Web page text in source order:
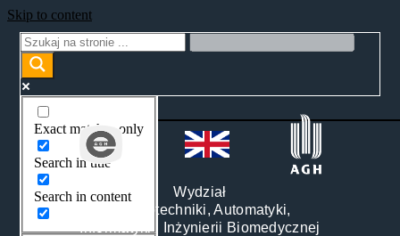
Skip to content
Exact matches only
Search in title
Search in content
Wydział
Elektrotechniki, Automatyki,
Informatyki i Inżynierii Biomedycznej